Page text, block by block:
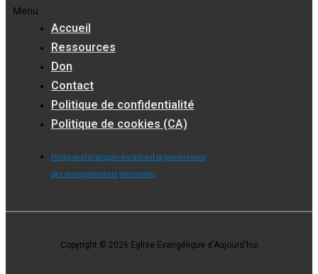
Menu
Accueil
Ressources
Don
Contact
Politique de confidentialité
Politique de cookies (CA)
Politique et pratiques encadrant la gouvernance
des renseignements personnels
Copyright © 2026 Église Évangélique d'Aujourd'hui